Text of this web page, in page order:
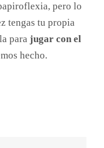
pero lo
tengas tu propia
para jugar con el
hecho.